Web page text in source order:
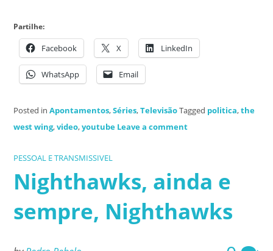
Partilhe:
Facebook X LinkedIn
WhatsApp Email
Posted inApontamentos,Séries,TelevisãoTagged politica,the
west wing,video,youtube Leave a comment
PESSOAL E TRANSMISSIVEL
Nighthawks, ainda e
sempre, Nighthawks